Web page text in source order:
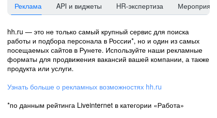
Реклама API и виджеты HR-экспертиза
hh.ru — это не только самый крупный сервис для поиска
работы и подбора персонала в России*, но и один из самых
посещаемых сайтов в Рунете. Используйте наши рекламные
форматы для продвижения вакансий вашей компании, а также
продукта или услуги.
Узнать больше о рекламных возможностях hh.ru
*по данным рейтинга Liveinternet в категории «Работа»